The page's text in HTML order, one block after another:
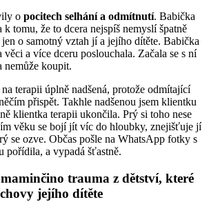
o pocitech selhání a odmítnutí. Babička
k tomu, že to dcera nejspíš nemyslí špatně
o samotný vztah jí a jejího dítěte. Babička
věci a více dceru poslouchala. Začala se s ní
nemůže koupit.
terapii úplně nadšená, protože odmítající
přispět. Takhle nadšenou jsem klientku
klientka terapii ukončila. Prý si toho nese
věku se bojí jít víc do hloubky, znejišťuje jí
se ozve. Občas pošle na WhatsApp fotky s
pořídila, a vypadá šťastně.
trauma z dětství, které
jejího dítěte